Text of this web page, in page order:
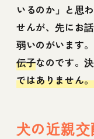
いるのか」と思
せんが、先にお
弱いのがいます
伝子なのです。
ではありません。
犬の近親